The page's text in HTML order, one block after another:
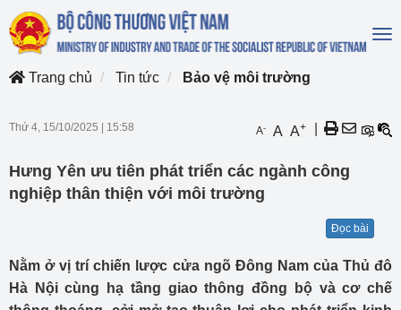
Trang chủ
Tin tức Bảo vệ môi trường
Thứ 4, 15/10/2025 15:58 A- A A+
Hưng Yên ưu tiên phát triển các ngành công
nghiệp thân thiện với môi trường
Đọc bài
Nằm ở vị trí chiến lược cửa ngõ Đông Nam của Thủ đô
Hà Nội cùng hạ tầng giao thông đồng bộ và cơ chế